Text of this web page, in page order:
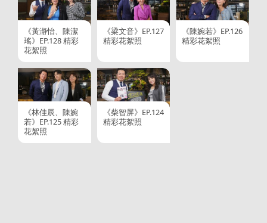
《黃瀞怡、陳潔
瑤》EP.128 精彩
花絮照
《梁文音》EP.127
精彩花絮照
《陳婉若》EP.126
精彩花絮照
《林佳辰、陳婉
若》EP.125 精彩
花絮照
《柴智屏》EP.124
精彩花絮照